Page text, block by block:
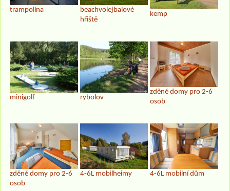
trampolína
beachvolejbalové
hřiště
kemp
minigolf rybolov
zděné domy pro 2-6
osob
zděné domy pro 2-6
osob
4-6L mobilheimy 4-6L mobilní dům